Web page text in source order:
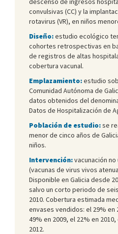
convulsivas (CC) y la
rotavirus (VR), en niños
Diseño:estudio ecológico
cohortes retrospectivas en
de registros de altas
cobertura vacunal.
Emplazamiento:estudio
Comunidad Autónoma de
datos obtenidos del
Datos de Hospitalización de
Población de estudio:se
menor de cinco años de
niños.
Intervención:vacunación
(vacunas de virus vivos
Disponible en Galicia desde
salvo un corto periodo de
2010. Cobertura estimada
envases vendidos: el 29% en
49% en 2009, el 22% en
2012.